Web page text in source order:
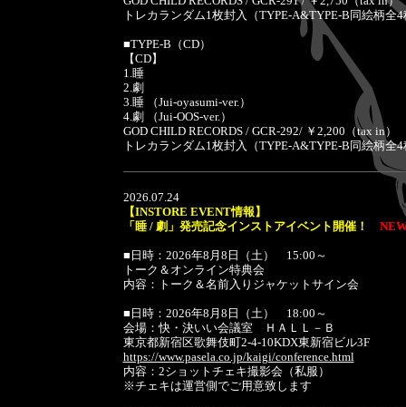
トレカランダム1枚封入（TYPE-A&TYPE-B同絵柄全4
■TYPE-B（CD）
【CD】
1.睡
2.劇
3.睡 （Jui-oyasumi-ver.）
4.劇 （Jui-OOS-ver.）
GOD CHILD RECORDS / GCR-292/ ￥2,200（tax in）
トレカランダム1枚封入（TYPE-A&TYPE-B同絵柄全4
2026.07.24
【INSTORE EVENT情報】
「睡 / 劇」発売記念インストアイベント開催！
■日時：2026年8月8日（土） 15:00～
トーク＆オンライン特典会
内容：トーク＆名前入りジャケットサイン会
■日時：2026年8月8日（土） 18:00～
会場：快・決いい会議室 ＨＡＬＬ－Ｂ
東京都新宿区歌舞伎町2-4-10KDX東新宿ビル3F
https://www.pasela.co.jp/kaigi/conference.html
内容：2ショットチェキ撮影会（私服）
※チェキは運営側でご用意致します